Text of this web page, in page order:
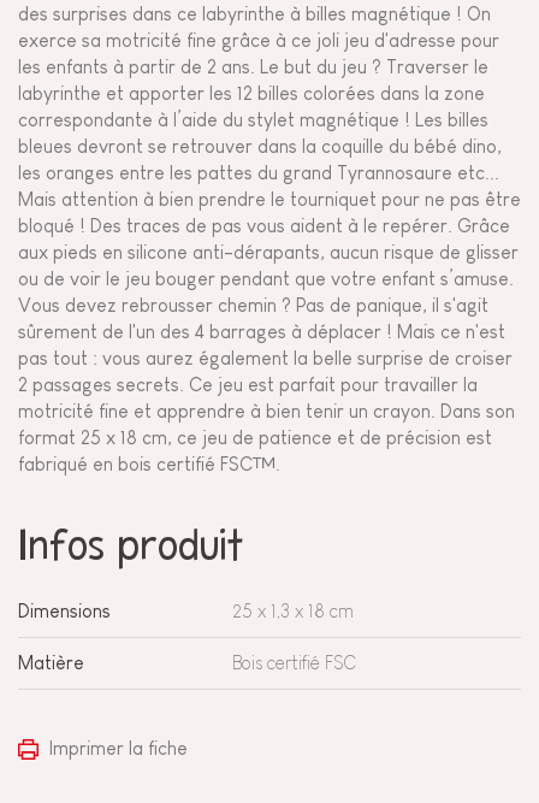
des surprises dans ce labyrinthe à billes magnétique ! On
exerce sa motricité fine grâce à ce joli jeu d'adresse pour
les enfants à partir de 2 ans. Le but du jeu ? Traverser le
labyrinthe et apporter les 12 billes colorées dans la zone
correspondante à l’aide du stylet magnétique ! Les billes
bleues devront se retrouver dans la coquille du bébé dino,
les oranges entre les pattes du grand Tyrannosaure etc...
Mais attention à bien prendre le tourniquet pour ne pas être
bloqué ! Des traces de pas vous aident à le repérer. Grâce
aux pieds en silicone anti-dérapants, aucun risque de glisser
ou de voir le jeu bouger pendant que votre enfant s’amuse.
Vous devez rebrousser chemin ? Pas de panique, il s'agit
sûrement de l'un des 4 barrages à déplacer ! Mais ce n'est
pas tout : vous aurez également la belle surprise de croiser
2 passages secrets. Ce jeu est parfait pour travailler la
motricité fine et apprendre à bien tenir un crayon. Dans son
format 25 x 18 cm, ce jeu de patience et de précision est
fabriqué en bois certifié FSC™.
Infos produit
Dimensions 25 x 1,3 x 18 cm
Matière Bois certifié FSC
Imprimer la fiche